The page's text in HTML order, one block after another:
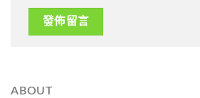
ABOUT